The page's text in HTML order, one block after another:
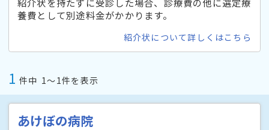
養費として別途料金がかかります。
紹介状について詳しくはこちら
1 件中 1〜1件を表示
あけぼの病院